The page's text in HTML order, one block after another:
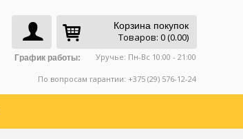
Корзина покупок
Товаров: 0 (0.00)
График работы: Уручье: Пн-Вс 10:00 - 21:00
По вопросам гарантии: +375 (29) 576-12-24